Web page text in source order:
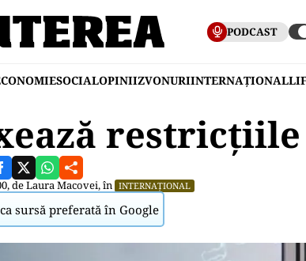
PODCAST
SOCIALOPINIIZVONURIINTERNAȚIONAL
restricțiile
deLaura Macovei, în INTERNAȚIONAL
sursă preferată în Google